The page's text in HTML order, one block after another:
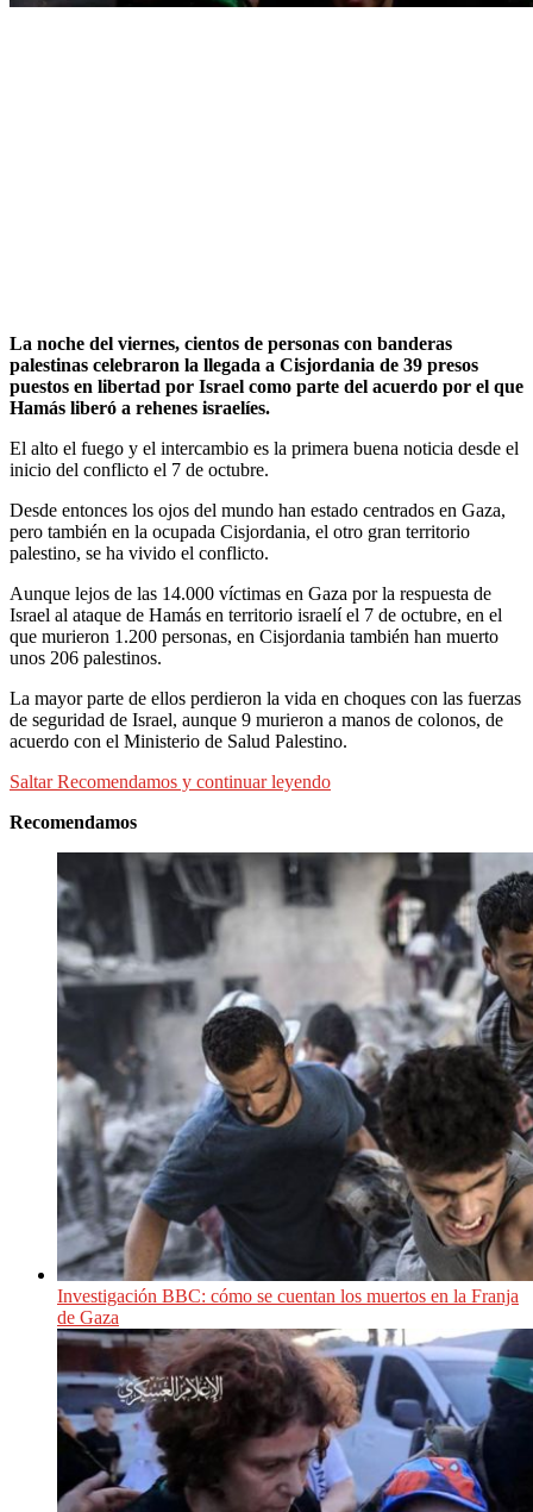
La noche del viernes, cientos de personas con banderas
palestinas celebraron la llegada a Cisjordania de 39 presos
puestos en libertad por Israel como parte del acuerdo por el que
Hamás liberó a rehenes israelíes.
El alto el fuego y el intercambio es la primera buena noticia desde el
inicio del conflicto el 7 de octubre.
Desde entonces los ojos del mundo han estado centrados en Gaza,
pero también en la ocupada Cisjordania, el otro gran territorio
palestino, se ha vivido el conflicto.
Aunque lejos de las 14.000 víctimas en Gaza por la respuesta de
Israel al ataque de Hamás en territorio israelí el 7 de octubre, en el
que murieron 1.200 personas, en Cisjordania también han muerto
unos 206 palestinos.
La mayor parte de ellos perdieron la vida en choques con las fuerzas
de seguridad de Israel, aunque 9 murieron a manos de colonos, de
acuerdo con el Ministerio de Salud Palestino.
Saltar Recomendamos y continuar leyendo
Recomendamos
Investigación BBC: cómo se cuentan los muertos en la Franja
de Gaza